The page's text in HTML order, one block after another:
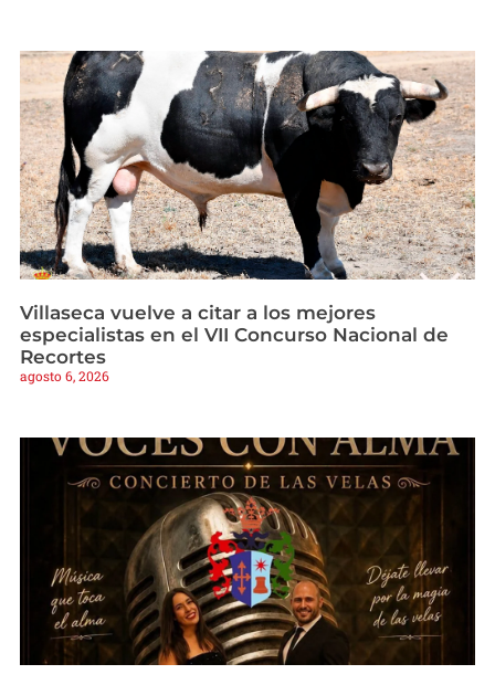
Villaseca vuelve a citar a los mejores
especialistas en el VII Concurso Nacional de
Recortes
agosto 6, 2026